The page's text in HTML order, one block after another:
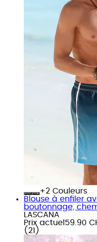
+
Couleurs
Blouse à enfiler
boutonnage,
LASCANA
Prix actuel 59.90
( 21 )